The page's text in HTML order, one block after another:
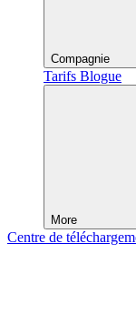
Compagnie
Tarifs Blogue
More
Centre de